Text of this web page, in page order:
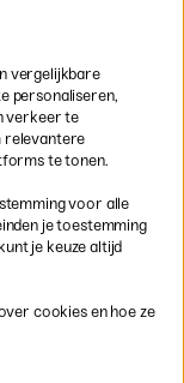
producten.
iDEAL
vergelijkbare
personaliseren,
verkeer te
relevantere
te tonen.
voor alle
je toestemming
je keuze altijd
cookies en hoe ze